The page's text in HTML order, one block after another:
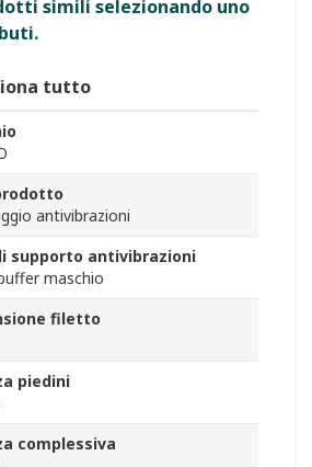
simili selezionando uno
tutto
antivibrazioni
supporto antivibrazioni
maschio
filetto
piedini
complessiva